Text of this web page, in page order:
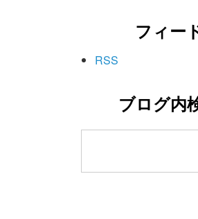
フィー
RSS
ブログ内